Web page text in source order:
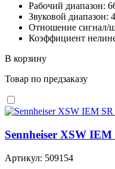
Рабочий диапазон:
Звуковой диапазон:
Отношение сигнал/
Коэффициент
В корзину
Товар по предзаказу
Sennheiser XSW IEM
Артикул: 509154